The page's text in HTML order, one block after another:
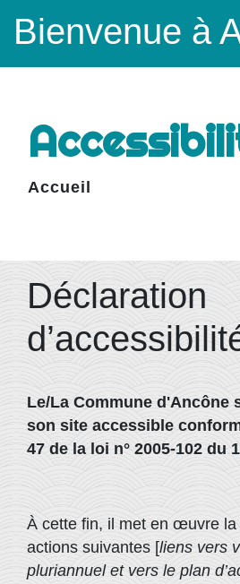
Bienvenue à
Accueil
Déclaration
Le/La Commune d'Ancône
son site accessible
47 de la loi n° 2005-102 du
À cette fin, il met en œuvre la
actions suivantes [liens vers
pluriannuel et vers le plan